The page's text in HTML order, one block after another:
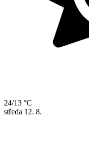
24/13 °C
středa 12. 8.